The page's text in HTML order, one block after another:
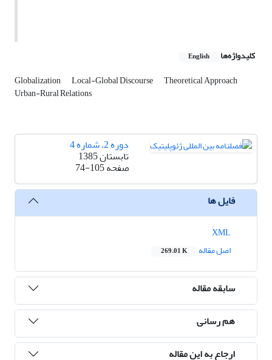
کلیدواژه‌ها English
Globalization Local-Global Discourse Theoretical Approach
Urban-Rural Relations
دوره 2، شماره 4
تابستان 1385
صفحه74-105
فایل ها
اصل مقاله
269.01 K
سابقه مقاله
هم رسانی
ارجاع به این مقاله